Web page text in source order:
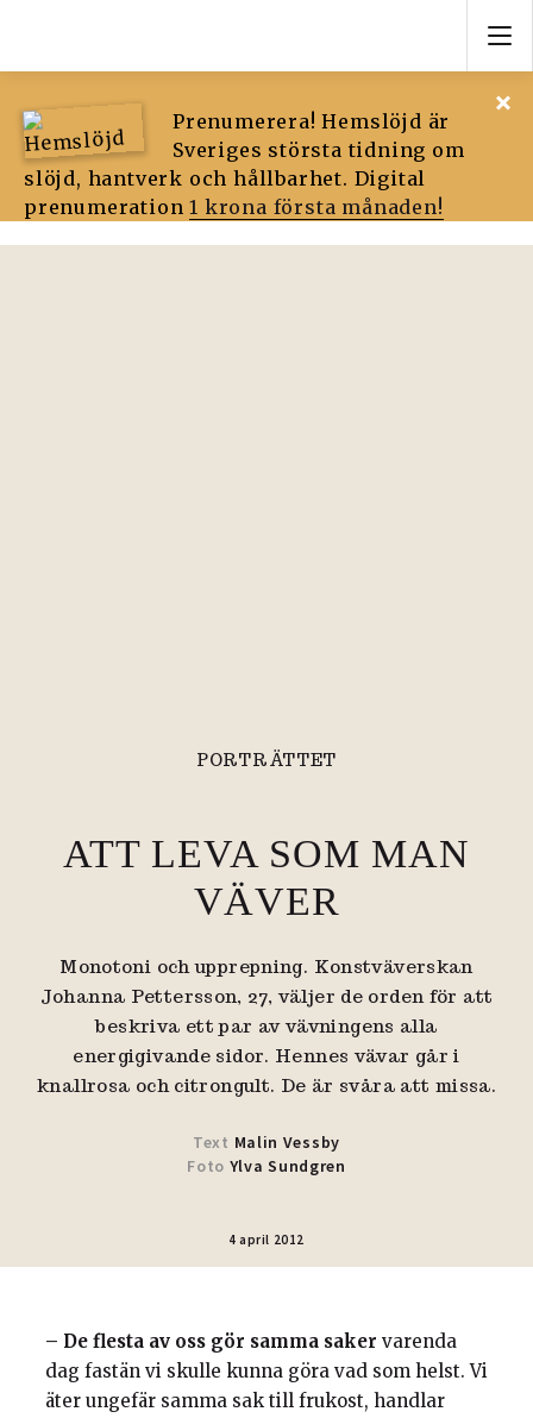
Prenumerera! Hemslöjd är
Sveriges största tidning om
slöjd, hantverk och hållbarhet. Digital
prenumeration1 krona första månaden!
PORTRÄTTET
ATT LEVA SOM MAN
VÄVER
Monotoni och upprepning. Konstväverskan
Johanna Pettersson, 27, väljer de orden för att
beskriva ett par av vävningens alla
energigivande sidor. Hennes vävar går i
knallrosa och citrongult. De är svåra att missa.
Text Malin Vessby
Foto Ylva Sundgren
4 april 2012
– De flesta av oss gör samma saker varenda
dag fastän vi skulle kunna göra vad som helst. Vi
äter ungefär samma sak till frukost, handlar